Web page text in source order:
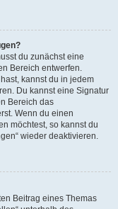
du zunächst eine
Bereich entwerfen.
kannst du in jedem
Du kannst eine Signatur
Bereich das
Wenn du einen
möchtest, so kannst du
wieder deaktivieren.
Beitrag eines Themas